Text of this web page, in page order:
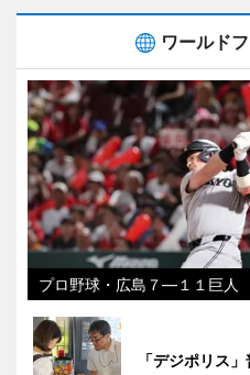
ワールド
プロ野球・広島７―１１巨人
「デジポリス